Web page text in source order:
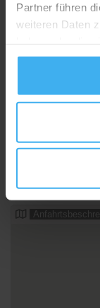
Partner führen
weiteren Daten
gesammelt